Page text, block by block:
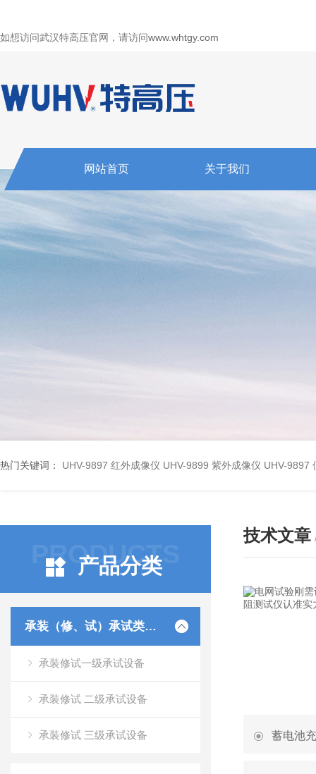
如想访问武汉特高压官网，请访问www.whtgy.com
网站首页 关于我们
热门关键词： UHV-9897 红外成像仪 UHV-9899 紫外成像仪 UHV-9897
PRODUCTS
产品分类
承装（修、试）承试类仪器
承装修试一级承试设备
承装修试 二级承试设备
承装修试 三级承试设备
技术文章
蓄电池